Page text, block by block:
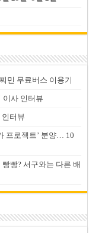
민 무료버스 이용기
이사 인터뷰
인터뷰
프로젝트’ 분양… 10
빵빵? 서구와는 다른 배